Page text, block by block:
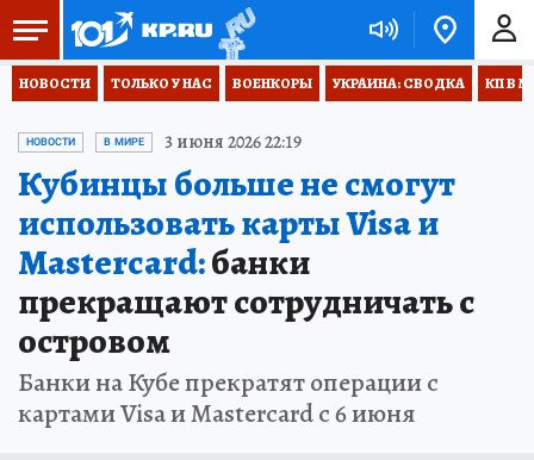
НОВОСТИ ТОЛЬКО У НАС ВОЕНКОРЫ УКРАИНА: СВОДКА КП В
НОВОСТИ В МИРЕ 3 июня 2026 22:19
Кубинцы больше не смогут
использовать карты Visa и
Mastercard:банки
прекращают сотрудничать с
островом
Банки на Кубе прекратят операции с
картами Visa и Mastercard с 6 июня